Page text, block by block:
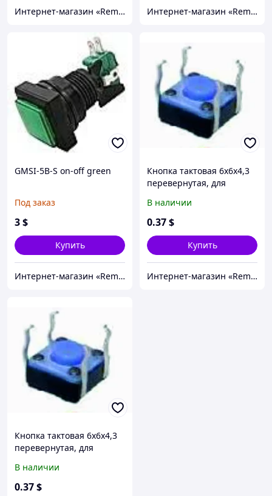
Интернет-магазин «Rem-elektronik» Интернет-магазин «Rem-elektronik»
GMSI-5B-S on-off green
Под заказ
3$
Купить
Интернет-магазин «Rem-elektronik»
Кнопка тактовая 6х6х4,3
перевернутая, для
В наличии
0.37$
Купить
Интернет-магазин «Rem-elektronik»
Кнопка тактовая 6х6х4,3
перевернутая, для
В наличии
0.37$